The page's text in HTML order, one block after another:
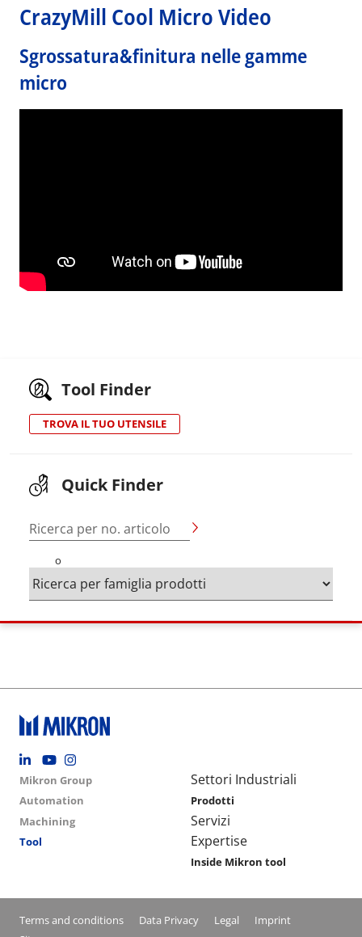
CrazyMill Cool Micro Video
Sgrossatura&finitura nelle gamme
micro
Tool Finder
TROVA IL TUO UTENSILE
Quick Finder
Ricerca per no. articolo
o
Footer social
Group menu
Mikron Group
Automation
Machining
Tool
Main navigation
Settori Industriali
Prodotti
Servizi
Expertise
Inside Mikron tool
Conditions footer menu
Terms and conditions Data Privacy Legal
Imprint